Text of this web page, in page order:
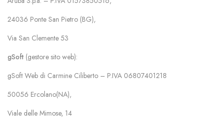
24036 Ponte San Pietro (BG),
Via San Clemente 53
gSoft (gestore sito web):
gSoft Web di Carmine Ciliberto – P.IVA 06807401218
50056 Ercolano(NA),
Viale delle Mimose, 14